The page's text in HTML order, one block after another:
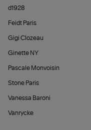
d1928
Feidt Paris
Gigi Clozeau
Ginette NY
Pascale Monvoisin
Stone Paris
Vanessa Baroni
Vanrycke